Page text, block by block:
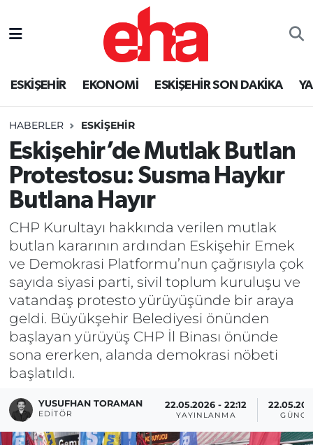
ESKİŞEHİR EKONOMİ ESKİŞEHİR SON DAKİKA
HABERLER ESKİŞEHİR
Eskişehir’de Mutlak Butlan
Protestosu: Susma Haykır
Butlana Hayır
CHP Kurultayı hakkında verilen mutlak
butlan kararının ardından Eskişehir Emek
ve Demokrasi Platformu’nun çağrısıyla çok
sayıda siyasi parti, sivil toplum kuruluşu ve
vatandaş protesto yürüyüşünde bir araya
geldi. Büyükşehir Belediyesi önünden
başlayan yürüyüş CHP İl Binası önünde
sona ererken, alanda demokrasi nöbeti
başlatıldı.
YUSUFHAN TORAMAN
EDITÖR
22.05.2026 - 22:12
YAYINLANMA